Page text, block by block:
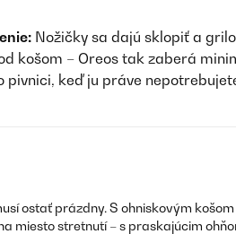
Nožičky sa dajú sklopiť a
košom – Oreos tak zaberá
keď ju práve
ostať prázdny. S ohniskovým
miesto stretnutí – s praskajúcim